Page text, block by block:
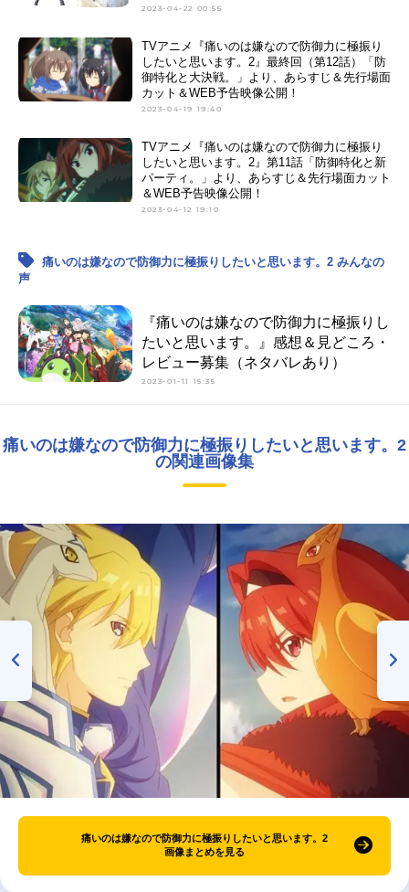
2023-04-22 00:55
TVアニメ『痛いのは嫌なので防御力に極振り
したいと思います。2』最終回（第12話）「防
御特化と大決戦。」より、あらすじ＆先行場面
カット＆WEB予告映像公開！
2023-04-19 19:40
TVアニメ『痛いのは嫌なので防御力に極振り
したいと思います。2』第11話「防御特化と新
パーティ。」より、あらすじ＆先行場面カット
＆WEB予告映像公開！
2023-04-12 19:10
痛いのは嫌なので防御力に極振りしたいと思います。2 みんなの
声
『痛いのは嫌なので防御力に極振りし
たいと思います。』感想＆見どころ・
レビュー募集（ネタバレあり）
2023-01-11 15:35
痛いのは嫌なので防御力に極振りしたいと思います。2
の関連画像集
痛いのは嫌なので防御力に極振りしたいと思います。2
画像まとめを見る